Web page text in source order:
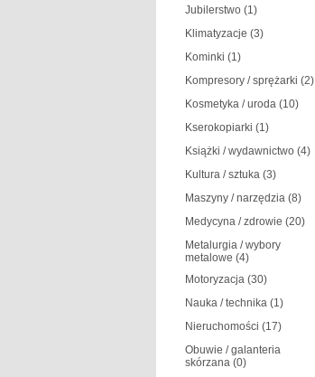
Jubilerstwo (1)
Klimatyzacje (3)
Kominki (1)
Kompresory / sprężarki (2)
Kosmetyka / uroda (10)
Kserokopiarki (1)
Książki / wydawnictwo (4)
Kultura / sztuka (3)
Maszyny / narzędzia (8)
Medycyna / zdrowie (20)
Metalurgia / wybory
metalowe (4)
Motoryzacja (30)
Nauka / technika (1)
Nieruchomości (17)
Obuwie / galanteria
skórzana (0)